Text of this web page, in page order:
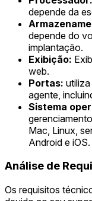
depende da
depende do
implantação.
Exibição:
web.
Portas:
agente,
Sistema
Mac, Linux,
Android e iOS.
Análise de
Os requisitos